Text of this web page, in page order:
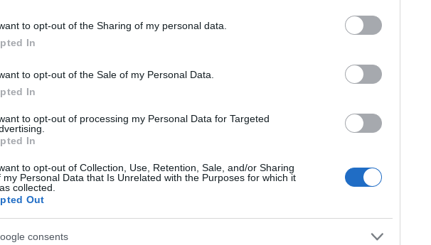
to opt-out of the Sharing of my personal data.
In
to opt-out of the Sale of my Personal Data.
In
to opt-out of processing my Personal Data for Targeted
In
to opt-out of Collection, Use, Retention, Sale, and/or Sharing
my Personal Data that Is Unrelated with the Purposes for which it
collected.
Out
consents